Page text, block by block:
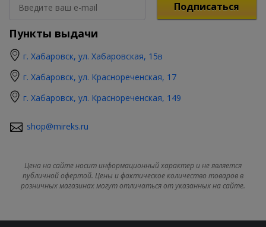
Подписаться
Пункты выдачи
г. Хабаровск, ул. Хабаровская, 15в
г. Хабаровск, ул. Краснореченская, 17
г. Хабаровск, ул. Краснореченская, 149
shop@mireks.ru
Цена на сайте носит информационный характер и не является
публичной офертой. Цены и фактическое количество товаров в
розничных магазинах могут отличаться от указанных на сайте.